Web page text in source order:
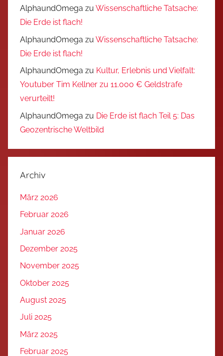
AlphaundOmega zu Wissenschaftliche Tatsache:
Die Erde ist flach!
AlphaundOmega zu Wissenschaftliche Tatsache:
Die Erde ist flach!
AlphaundOmega zu Kultur, Erlebnis und Vielfalt:
Youtuber Tim Kellner zu 11.000 € Geldstrafe
verurteilt!
AlphaundOmega zu Die Erde ist flach Teil 5: Das
Geozentrische Weltbild
Archiv
März 2026
Februar 2026
Januar 2026
Dezember 2025
November 2025
Oktober 2025
August 2025
Juli 2025
März 2025
Februar 2025